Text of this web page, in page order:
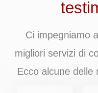
Ci impegniamo
migliori servizi di
Ecco alcune delle